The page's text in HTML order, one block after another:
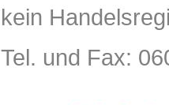
kein
Tel. und Fax: